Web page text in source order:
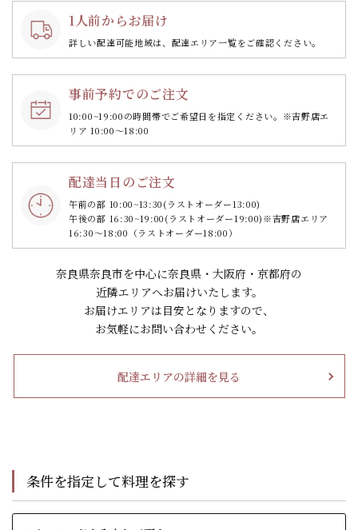
1人前からお届け
詳しい配達可能地域は、配達エリア一覧をご確認ください。
事前予約でのご注文
10:00~19:00の時間帯でご希望日を指定ください。 ※吉野店エ
リア 10:00～18:00
配達当日のご注文
午前の部 10:00~13:30(ラストオーダー13:00)
午後の部 16:30~19:00(ラストオーダー19:00)※吉野店エリア
16:30～18:00（ラストオーダー18:00）
奈良県奈良市を中心に奈良県・大阪府・京都府の
近隣エリアへお届けいたします。
お届けエリアは目安となりますので、
お気軽にお問い合わせください。
配達エリアの詳細を見る
条件を指定して料理を探す